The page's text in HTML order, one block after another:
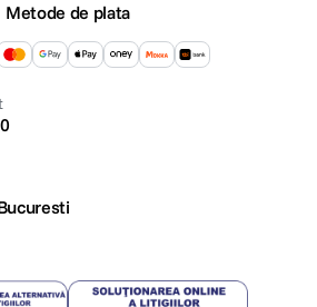
Metode de plata